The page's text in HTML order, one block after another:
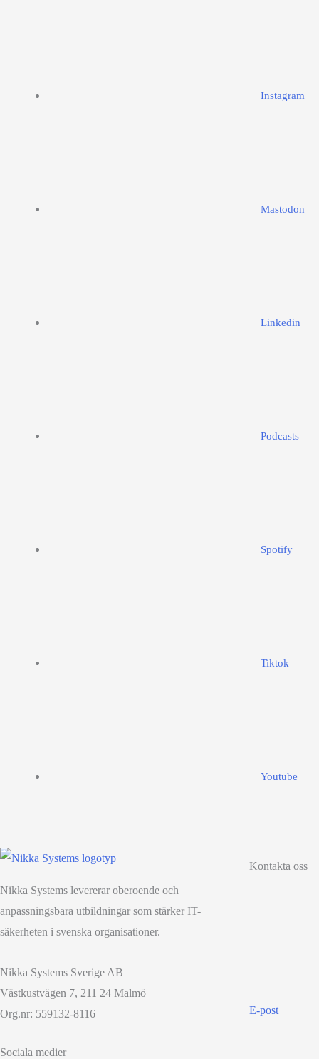
Instagram
Mastodon
Linkedin
Podcasts
Spotify
Tiktok
Youtube
Nikka Systems levererar oberoende och
anpassningsbara utbildningar som stärker IT-
säkerheten i svenska organisationer.
Nikka Systems Sverige AB
Västkustvägen 7, 211 24 Malmö
Org.nr: 559132-8116
Kontakta oss
E-post
Sociala medier